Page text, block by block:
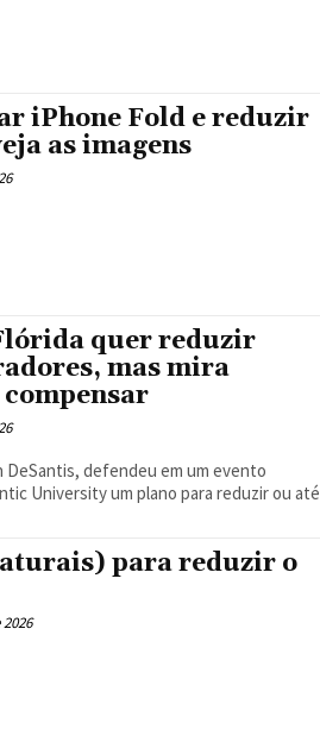
iPhone Fold e reduzir
as imagens
quer reduzir
mas mira
DeSantis, defendeu em um evento
University um plano para reduzir ou até
para reduzir o